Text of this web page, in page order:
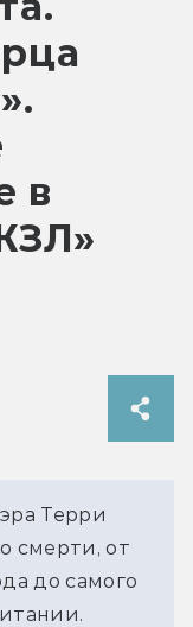
в
Терри
смерти, от
до самого